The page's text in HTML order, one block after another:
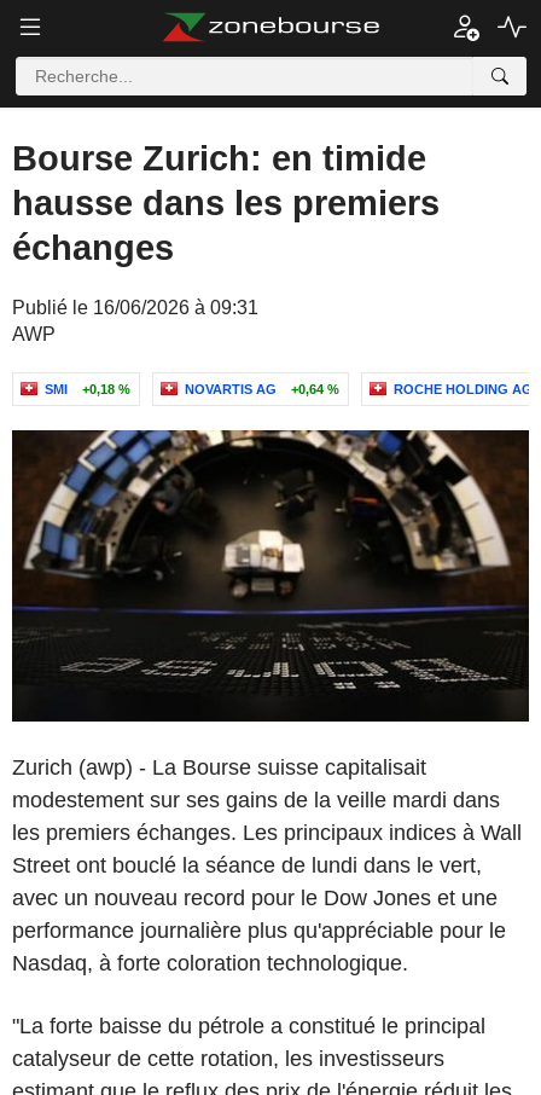
Bourse Zurich: en timide
hausse dans les premiers
échanges
Publié le 16/06/2026 à 09:31
AWP
SMI +0,18 % NOVARTIS AG +0,64 % ROCHE HOLDING AG
Zurich (awp) - La Bourse suisse capitalisait
modestement sur ses gains de la veille mardi dans
les premiers échanges. Les principaux indices à Wall
Street ont bouclé la séance de lundi dans le vert,
avec un nouveau record pour le Dow Jones et une
performance journalière plus qu'appréciable pour le
Nasdaq, à forte coloration technologique.
"La forte baisse du pétrole a constitué le principal
catalyseur de cette rotation, les investisseurs